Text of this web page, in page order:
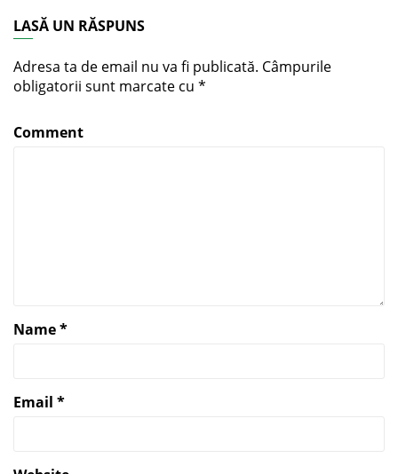
LASĂ UN RĂSPUNS
Adresa ta de email nu va fi publicată. Câmpurile
obligatorii sunt marcate cu *
Comment
Name*
Email *